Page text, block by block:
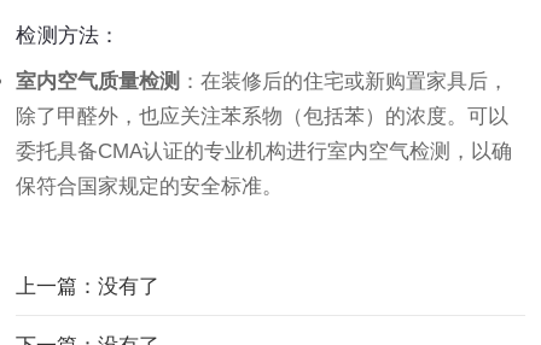
检测方法：
室内空气质量检测 ：在装修后的住宅或新购置家具后，
除了甲醛外，也应关注苯系物（包括苯）的浓度。可以
委托具备CMA认证的专业机构进行室内空气检测，以确
保符合国家规定的安全标准。
上一篇：没有了